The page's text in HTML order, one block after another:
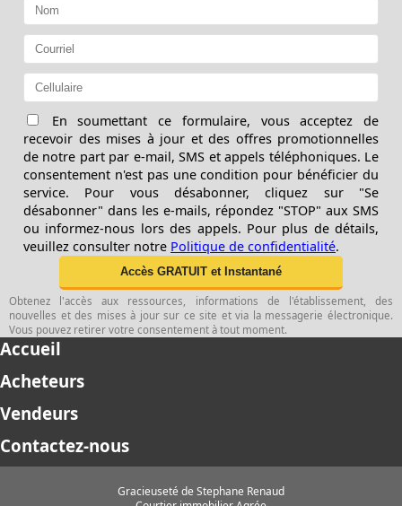
En soumettant ce formulaire, vous acceptez de
recevoir des mises à jour et des offres promotionnelles
de notre part par e-mail, SMS et appels téléphoniques. Le
consentement n'est pas une condition pour bénéficier du
service. Pour vous désabonner, cliquez sur "Se
désabonner" dans les e-mails, répondez "STOP" aux SMS
ou informez-nous lors des appels. Pour plus de détails,
veuillez consulter notre Politique de confidentialité.
Obtenez l'accès aux ressources, informations de l'établissement, des
nouvelles et des mises à jour sur ce site et via la messagerie électronique.
Vous pouvez retirer votre consentement à tout moment.
Accueil
Acheteurs
Vendeurs
Contactez-nous
Gracieuseté de Stephane Renaud